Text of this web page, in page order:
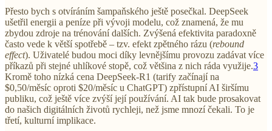
Přesto bych s otvíráním šampaňského ještě posečkal. DeepSeek
ušetřil energii a peníze při vývoji modelu, což znamená, že mu
zbydou zdroje na trénování dalších. Zvýšená efektivita paradoxně
často vede k větší spotřebě – tzv. efekt zpětného rázu (rebound
effect). Uživatelé budou moci díky levnějšímu provozu zadávat více
příkazů při stejné uhlíkové stopě, což většina z nich ráda využije.3
Kromě toho nízká cena DeepSeek-R1 (tarify začínají na
$0,50/měsíc oproti $20/měsíc u ChatGPT) zpřístupní AI širšímu
publiku, což ještě více zvýší její používání. AI tak bude prosakovat
do našich digitálních životů rychleji, než jsme mnozí čekali. To je
třetí, kulturní implikace.